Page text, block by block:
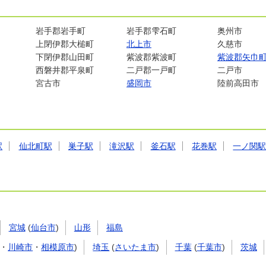
岩手郡岩手町 岩手郡雫石町
奥州市
上閉伊郡大槌町
北上市
久慈市
下閉伊郡山田町
紫波郡紫波町
紫波郡矢巾
西磐井郡平泉町
二戸郡一戸町
二戸市
宮古市
盛岡市 陸前高田市
仙北町駅 巣子駅 滝沢駅 釜石駅 花巻駅 一ノ関駅
宮城(仙台市) 山形 福島
・ 川崎市 ・相模原市) 埼玉 (さいたま市) 千葉(千葉市) 茨城